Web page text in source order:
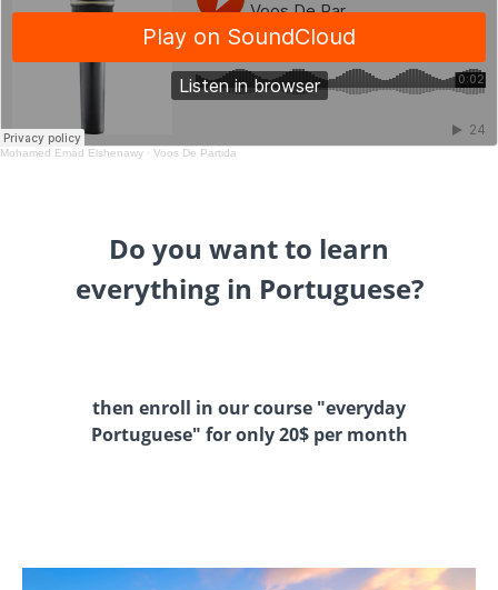
Mohamed Emad Elshenawy · Voos De Partida
Do you want to learn
everything in Portuguese?
then enroll in our course "everyday
Portuguese" for only 20$ per month